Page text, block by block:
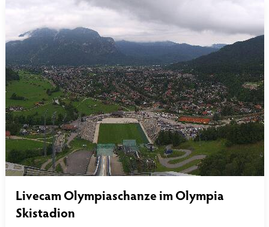
Livecam Olympiaschanze im Olympia
Skistadion